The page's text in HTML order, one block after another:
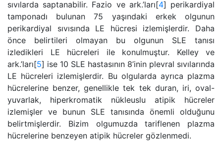
sıvılarda saptanabilir. Fazio ve ark.’ları[4] perikardiyal
tamponadı bulunan 75 yaşındaki erkek olgunun
perikardiyal sıvısında LE hücresi izlemişlerdir. Daha
önce belirtileri olmayan bu olgunun SLE tanısı
izledikleri LE hücreleri ile konulmuştur. Kelley ve
ark.’ları[5] ise 10 SLE hastasının 8’inin plevral sıvılarında
LE hücreleri izlemişlerdir. Bu olgularda ayrıca plazma
hücrelerine benzer, genellikle tek tek duran, iri, oval-
yuvarlak, hiperkromatik nükleuslu atipik hücreler
izlemişler ve bunun SLE tanısında önemli olduğunu
belirtmişlerdir. Bizim olgumuzda tariflenen plazma
hücrelerine benzeyen atipik hücreler gözlenmedi.